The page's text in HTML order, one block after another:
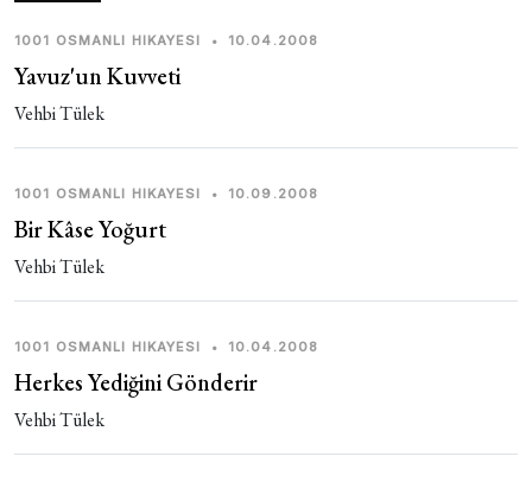
1001 OSMANLI HIKAYESI • 10.04.2008
Yavuz'un Kuvveti
Vehbi Tülek
1001 OSMANLI HIKAYESI • 10.09.2008
Bir Kâse Yoğurt
Vehbi Tülek
1001 OSMANLI HIKAYESI • 10.04.2008
Herkes Yediğini Gönderir
Vehbi Tülek